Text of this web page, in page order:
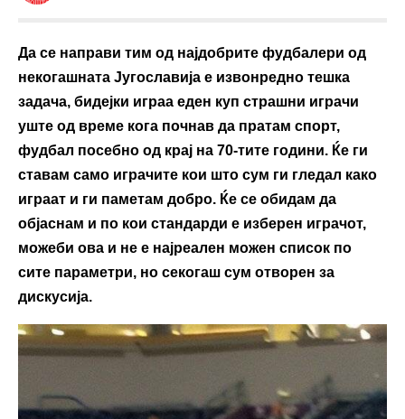
Да се направи тим од најдобрите фудбалери од
некогашната Југославија е извонредно тешка
задача, бидејки играа еден куп страшни играчи
уште од време кога почнав да пратам спорт,
фудбал посебно од крај на 70-тите години. Ќе ги
ставам само играчите кои што сум ги гледал како
играат и ги паметам добро. Ќе се обидам да
објаснам и по кои стандарди е изберен играчот,
можеби ова и не е најреален можен список по
сите параметри, но секогаш сум отворен за
дискусија.